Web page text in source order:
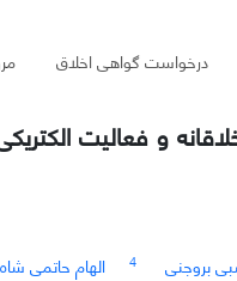
درخواست گواهی اخلاق
و فعالیت
بروجنی 4 الهام حاتمی